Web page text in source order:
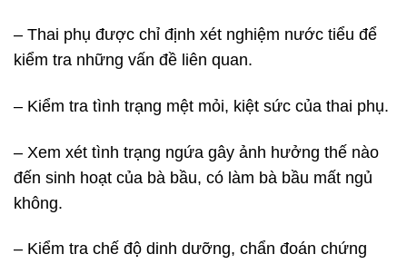
– Thai phụ được chỉ định xét nghiệm nước tiểu để
kiểm tra những vấn đề liên quan.
– Kiểm tra tình trạng mệt mỏi, kiệt sức của thai phụ.
– Xem xét tình trạng ngứa gây ảnh hưởng thế nào
đến sinh hoạt của bà bầu, có làm bà bầu mất ngủ
không.
– Kiểm tra chế độ dinh dưỡng, chẩn đoán chứng